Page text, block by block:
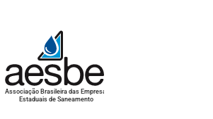
Associação Brasileira das Empresas
Estaduais de Saneamento